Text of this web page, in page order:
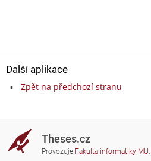
Další aplikace
Zpět na předchozí stranu
Theses.cz
Provozuje Fakulta informatiky MU,